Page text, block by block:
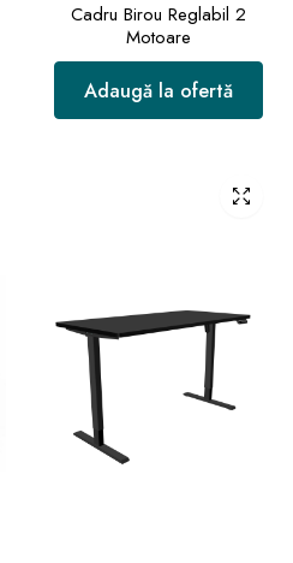
Cadru Birou Reglabil 2
Motoare
Adaugă la ofertă